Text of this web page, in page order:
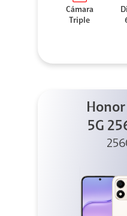
Cámara
Triple
5G